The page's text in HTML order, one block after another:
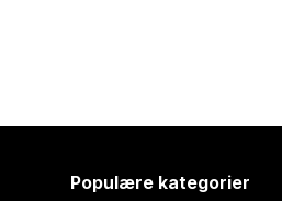
Populære kategorier